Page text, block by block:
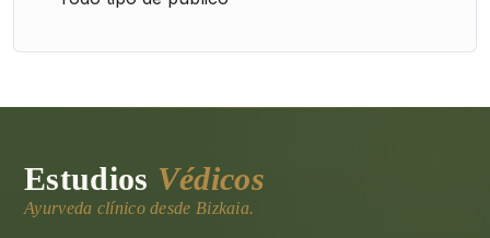
Estudios Védicos
Ayurveda clínico desde Bizkaia.